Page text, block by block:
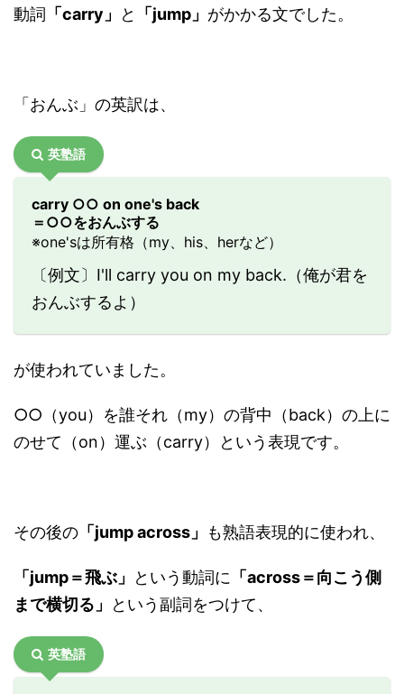
動詞 「carry」 と 「jump」 がかかる文でした。
「おんぶ」の英訳は、
英塾語
carry ○○ on one's back
＝○○をおんぶする
※one'sは所有格（my、his、herなど）
〔例文〕I'll carry you on my back.（俺が君を
おんぶするよ）
が使われていました。
○○（you）を誰それ（my）の背中（back）の上に
のせて（on）運ぶ（carry）という表現です。
その後の 「jump across」 も熟語表現的に使われ、
「jump＝飛ぶ」 という動詞に 「across＝向こう側
まで横切る」
という副詞をつけて、
英塾語